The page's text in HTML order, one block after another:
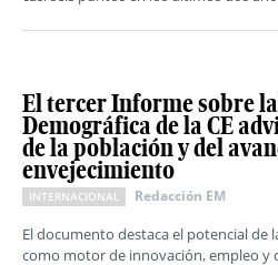
El tercer Informe sobre
Demográfica de la CE
de la población y del
envejecimiento
INTERNACIONAL Redacción EM
El documento destaca el potencial de
como motor de innovación, empleo y